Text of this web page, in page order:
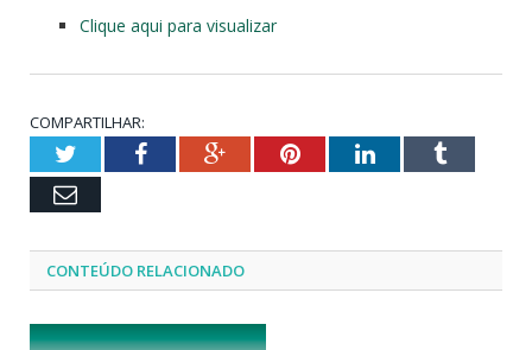
Clique aqui para visualizar
COMPARTILHAR:
TwitterFacebookGoogle+PinterestLinkedInTumblr
Email
CONTEÚDO RELACIONADO